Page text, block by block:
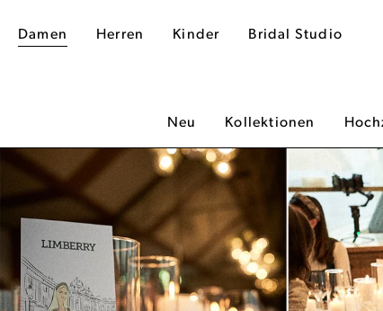
Damen Herren Kinder Bridal Studio
Neu Kollektionen